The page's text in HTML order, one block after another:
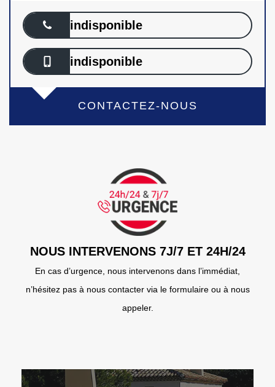
indisponible
indisponible
CONTACTEZ-NOUS
NOUS INTERVENONS 7J/7 ET 24H/24
En cas d’urgence, nous intervenons dans l’immédiat,
n’hésitez pas à nous contacter via le formulaire ou à nous
appeler.